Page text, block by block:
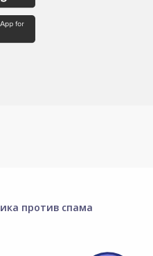
против спама